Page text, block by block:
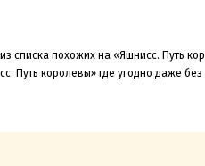
списка похожих на «Яшнисс. Путь
Путь королевы» где угодно даже без